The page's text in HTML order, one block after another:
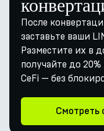
После
заставьте ваши
Разместите их в
получайте до
CeFi — без
Смотреть